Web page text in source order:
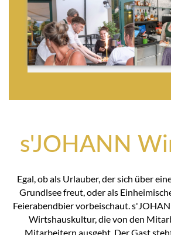
s'JOHANN
Egal, ob als Urlauber, der sich über
Grundlsee freut, oder als
Feierabendbier vorbeischaut.
Wirtshauskultur, die von den
Mitarbeitern ausgeht. Der Gast